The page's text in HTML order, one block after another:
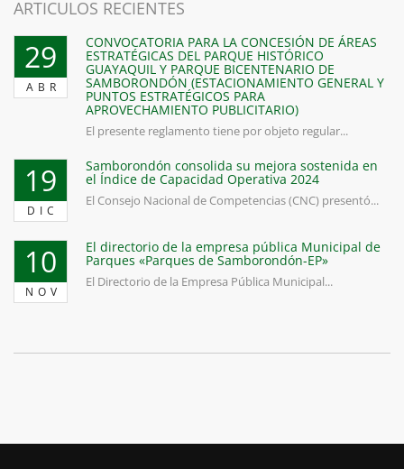
ARTICULOS RECIENTES
29
ABR
CONVOCATORIA PARA LA CONCESIÓN DE ÁREAS
ESTRATÉGICAS DEL PARQUE HISTÓRICO
GUAYAQUIL Y PARQUE BICENTENARIO DE
SAMBORONDÓN (ESTACIONAMIENTO GENERAL Y
PUNTOS ESTRATÉGICOS PARA
APROVECHAMIENTO PUBLICITARIO)
El presente reglamento tiene por objeto regular...
19
DIC
Samborondón consolida su mejora sostenida en
el Índice de Capacidad Operativa 2024
El Consejo Nacional de Competencias (CNC) presentó...
10
NOV
El directorio de la empresa pública Municipal de
Parques «Parques de Samborondón-EP»
El Directorio de la Empresa Pública Municipal...